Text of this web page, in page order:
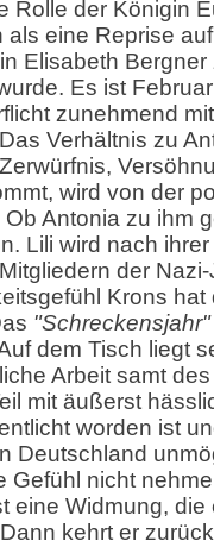
Rolle der Königin
als eine Reprise
Elisabeth
Es ist
zunehmend
Verhältnis zu
wird von der
Antonia zu ihm
Lili wird nach
der
Krons hat
"Schreckensjahr"
dem Tisch liegt
Arbeit samt
mit äußerst
worden ist
Deutschland
Gefühl nicht
eine Widmung,
kehrt er